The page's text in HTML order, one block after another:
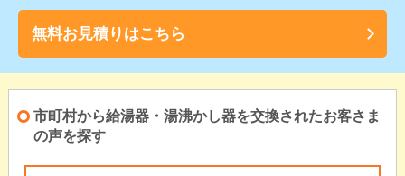
無料お見積りはこちら
市町村から給湯器・湯沸かし器を交換されたお客さま
の声を探す